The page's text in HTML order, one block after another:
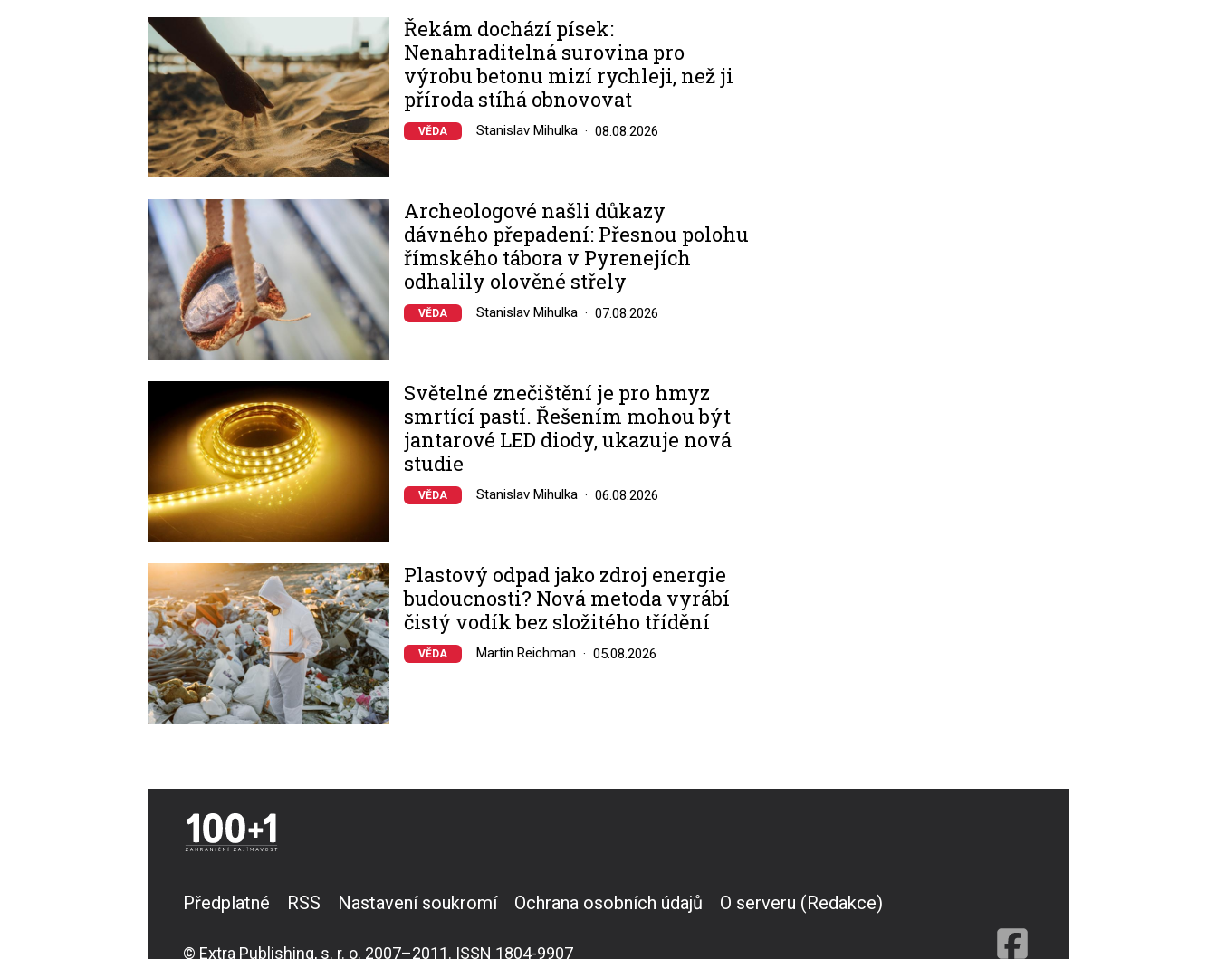
Image
Řekám dochází písek:
Nenahraditelná surovina pro
výrobu betonu mizí rychleji, než ji
příroda stíhá obnovovat
VĚDA Stanislav Mihulka 08.08.2026
Image
Archeologové našli důkazy
dávného přepadení: Přesnou polohu
římského tábora v Pyrenejích
odhalily olověné střely
VĚDA Stanislav Mihulka 07.08.2026
Světelné znečištění je pro hmyz
smrtící pastí. Řešením mohou být
jantarové LED diody, ukazuje nová
studie
VĚDA Stanislav Mihulka 06.08.2026
Image
Plastový odpad jako zdroj energie
budoucnosti? Nová metoda vyrábí
čistý vodík bez složitého třídění
VĚDA Martin Reichman 05.08.2026
Předplatné RSS Nastavení soukromí Ochrana osobních údajů O serveru (Redakce)
© Extra Publishing, s. r. o. 2007–2011. ISSN 1804-9907